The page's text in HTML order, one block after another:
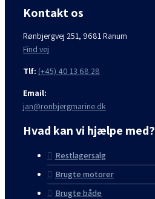
Kontakt os
Rønbjergvej 251, 9681 Ranum
Find vej
Tlf: (+45) 40 13 68 28
Email:
jan@ronbjergmarine.dk
Hvad kan vi hjælpe med?
Restlagersalg
Brugte motorer
Brugte både